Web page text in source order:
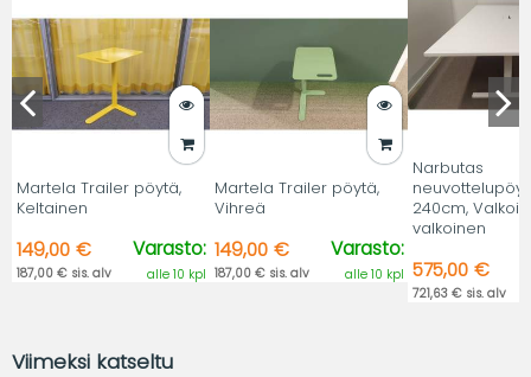
Martela Trailer pöytä,
Keltainen
149,00 €
187,00 € sis. alv
Varasto:
alle 10 kpl
Martela Trailer pöytä,
Vihreä
149,00 €
187,00 € sis. alv
Varasto:
alle 10 kpl
Narbutas
240cm,
valkoinen
575,00 €
721,63 € sis. alv
Viimeksi katseltu